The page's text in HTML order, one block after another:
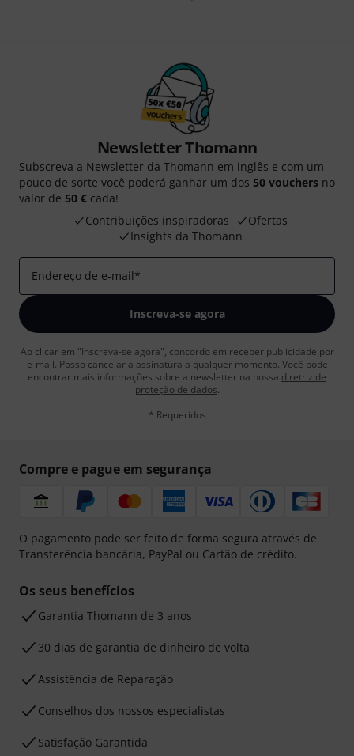
Newsletter Thomann
Subscreva a Newsletter da Thomann em inglês e com um
pouco de sorte você poderá ganhar um dos 50 vouchers no
valor de 50 € cada!
Contribuições inspiradoras
Ofertas
Insights da Thomann
Endereço de e-mail*
Inscreva-se agora
Ao clicar em "Inscreva-se agora", concordo em receber publicidade por
e-mail. Posso cancelar a assinatura a qualquer momento. Você pode
encontrar mais informações sobre a newsletter na nossa diretriz de
proteção de dados.
* Requeridos
Compre e pague em segurança
O pagamento pode ser feito de forma segura através de
Transferência bancária, PayPal ou Cartão de crédito.
Os seus benefícios
Garantia Thomann de 3 anos
30 dias de garantia de dinheiro de volta
Assistência de Reparação
Conselhos dos nossos especialistas
Satisfação Garantida